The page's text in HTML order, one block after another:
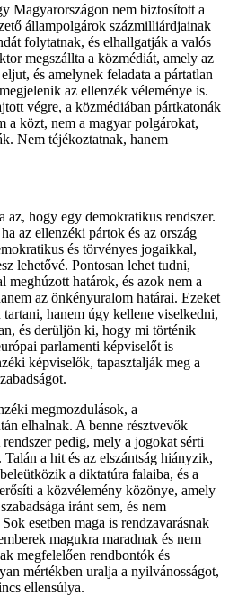
Magyarországon nem biztosított a
állampolgárok százmilliárdjainak
folytatnak, és elhallgatják a valós
megszállta a közmédiát, amely az
és amelynek feladata a pártatlan
az ellenzék véleménye is.
végre, a közmédiában pártkatonák
a közt, nem a magyar polgárokat,
Nem téjékoztatnak, hanem
az, hogy egy demokratikus rendszer.
az ellenzéki pártok és az ország
és törvényes jogaikkal,
lehetővé. Pontosan lehet tudni,
meghúzott határok, és azok nem a
az önkényuralom határai. Ezeket
tartani, hanem úgy kellene viselkedni,
és derüljön ki, hogy mi történik
parlamenti képviselőt is
képviselők, tapasztalják meg a
megmozdulások, a
elhalnak. A benne résztvevők
pedig, mely a jogokat sérti
a hit és az elszántság hiányzik,
a diktatúra falaiba, és a
a közvélemény közönye, amely
iránt sem, és nem
esetben maga is rendzavarásnak
magukra maradnak és nem
megfelelően rendbontók és
mértékben uralja a nyilvánosságot,
ellensúlya.